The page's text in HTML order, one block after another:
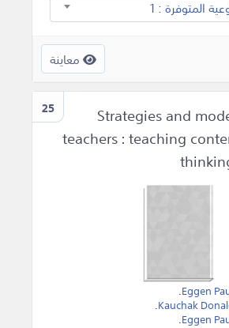
المتوفرة : 1
معاينة
25
Strategies and
teachers : teaching
Eggen
.
Kauchak
.
Eggen
.